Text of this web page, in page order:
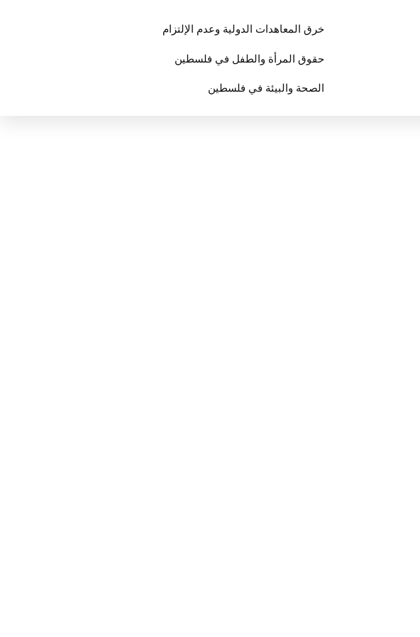
خرق المعاهدات الدولية وعدم الإلتزام
حقوق المرأة والطفل في فلسطين
الصحة والبيئة في فلسطين